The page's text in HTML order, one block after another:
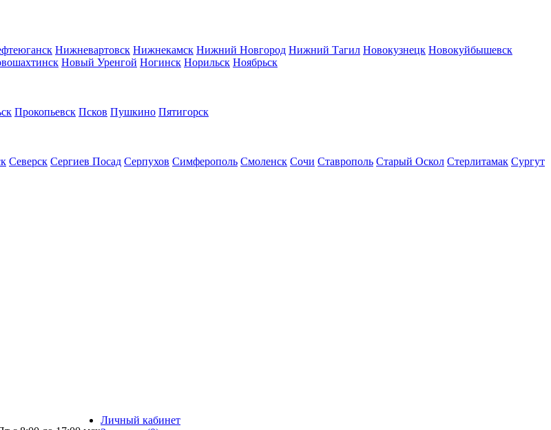
Нижневартовск Нижнекамск Нижний Новгород Нижний Тагил Новокузнецк Новокуйбышевск
Новый Уренгой Ногинск Норильск Ноябрьск
Прокопьевск Псков Пушкино Пятигорск
Северск Сергиев Посад Серпухов Симферополь Смоленск Сочи Ставрополь Старый Оскол Стерлитамак Сургут
Личный кабинет